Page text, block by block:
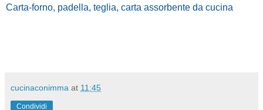
Carta-forno, padella, teglia, carta assorbente da cucina
cucinaconimma at 11:45
Condividi